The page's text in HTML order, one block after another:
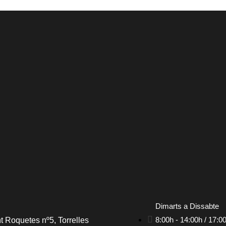
Roquetes nº5, Torrelles
Dimarts a Dissabte
8:00h - 14:00h /